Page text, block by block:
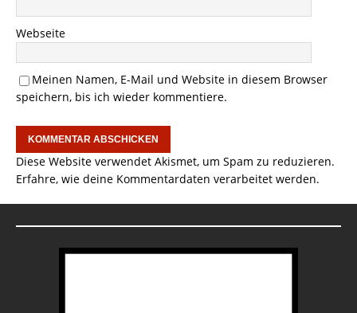
Webseite
Meinen Namen, E-Mail und Website in diesem Browser
speichern, bis ich wieder kommentiere.
Diese Website verwendet Akismet, um Spam zu reduzieren.
Erfahre, wie deine Kommentardaten verarbeitet werden.